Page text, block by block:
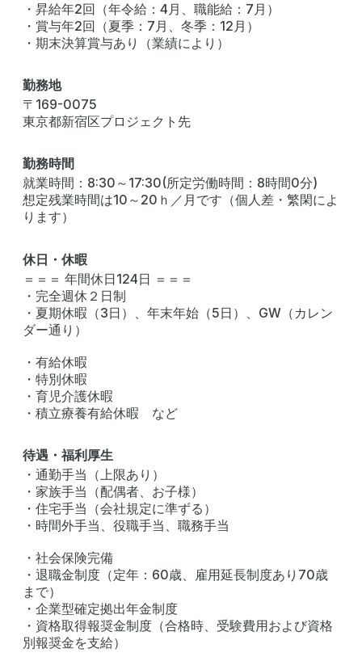
・昇給年2回（年令給：4月、職能給：7月）
・賞与年2回（夏季：7月、冬季：12月）
・期末決算賞与あり（業績により）
勤務地
〒169-0075
東京都新宿区プロジェクト先
勤務時間
就業時間：8:30～17:30(所定労働時間：8時間0分)
想定残業時間は10～20ｈ／月です（個人差・繁閑によ
ります）
休日・休暇
＝＝＝ 年間休日124日 ＝＝＝
・完全週休２日制
・夏期休暇（3日）、年末年始（5日）、GW（カレン
ダー通り）
・有給休暇
・特別休暇
・育児介護休暇
・積立療養有給休暇 など
待遇・福利厚生
・通勤手当（上限あり）
・家族手当（配偶者、お子様）
・住宅手当（会社規定に準ずる）
・時間外手当、役職手当、職務手当
・社会保険完備
・退職金制度（定年：60歳、雇用延長制度あり70歳
まで）
・企業型確定拠出年金制度
・資格取得報奨金制度（合格時、受験費用および資格
別報奨金を支給）